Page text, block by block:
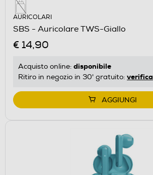
AURICOLARI
SBS - Auricolare TWS-Giallo
€ 14,90
Acquisto online: disponibile
Ritiro in negozio in 30' gratuito: verifica
AGGIUNGI